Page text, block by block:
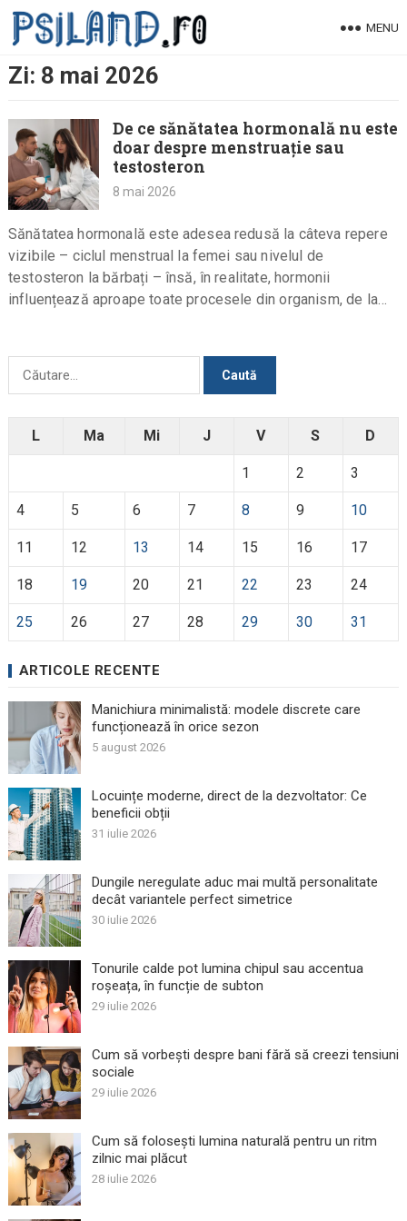
Skip
MENU
Zi: 8 mai 2026
De ce sănătatea hormonală nu este
doar despre menstruație sau
testosteron
8 mai 2026
Sănătatea hormonală este adesea redusă la câteva repere
vizibile – ciclul menstrual la femei sau nivelul de
testosteron la bărbați – însă, în realitate, hormonii
influențează aproape toate procesele din organism, de la
Caută
L Ma Mi J V S D
1 2 3
4 5 6 7 8 9 10
11 12 13 14 15 16 17
18 19 20 21 22 23 24
25 26 27 28 29 30 31
ARTICOLE RECENTE
Manichiura minimalistă: modele discrete care
funcționează în orice sezon
5 august 2026
Locuințe moderne, direct de la dezvoltator: Ce
beneficii obții
31 iulie 2026
Dungile neregulate aduc mai multă personalitate
decât variantele perfect simetrice
30 iulie 2026
Tonurile calde pot lumina chipul sau accentua
roșeața, în funcție de subton
29 iulie 2026
Cum să vorbești despre bani fără să creezi tensiuni
sociale
29 iulie 2026
Cum să folosești lumina naturală pentru un ritm
zilnic mai plăcut
28 iulie 2026